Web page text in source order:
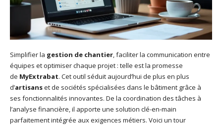
Simplifier la gestion de chantier, faciliter la communication entre
équipes et optimiser chaque projet : telle est la promesse
de MyExtrabat. Cet outil séduit aujourd’hui de plus en plus
d’artisanset de sociétés spécialisées dans le bâtiment grâce à
ses fonctionnalités innovantes. De la coordination des tâches à
l’analyse financière, il apporte une solution clé-en-main
parfaitement intégrée aux exigences métiers. Voici un tour